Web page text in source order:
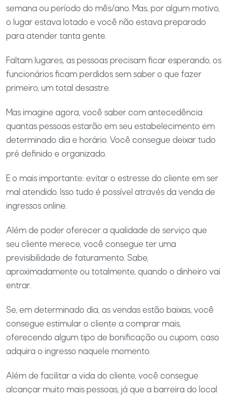
semana ou período do mês/ano. Mas, por algum motivo,
o lugar estava lotado e você não estava preparado
para atender tanta gente.
Faltam lugares, as pessoas precisam ficar esperando, os
funcionários ficam perdidos sem saber o que fazer
primeiro, um total desastre.
Mas imagine agora, você saber com antecedência
quantas pessoas estarão em seu estabelecimento em
determinado dia e horário. Você consegue deixar tudo
pré definido e organizado.
E o mais importante: evitar o estresse do cliente em ser
mal atendido. Isso tudo é possível através da venda de
ingressos online.
Além de poder oferecer a qualidade de serviço que
seu cliente merece, você consegue ter uma
previsibilidade de faturamento. Sabe,
aproximadamente ou totalmente, quando o dinheiro vai
entrar.
Se, em determinado dia, as vendas estão baixas, você
consegue estimular o cliente a comprar mais,
oferecendo algum tipo de bonificação ou cupom, caso
adquira o ingresso naquele momento.
Além de facilitar a vida do cliente, você consegue
alcançar muito mais pessoas, já que a barreira do local